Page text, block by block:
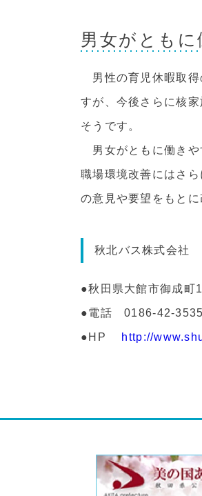
男女がともに
男性の育児休暇取得
すが、今後さらに核
そうです。
男女がともに働きや
職場環境改善にはさ
の意見や要望をもと
秋北バス株式会社
●秋田県大館市御成町
●電話 0186-42-3535
●HP http://